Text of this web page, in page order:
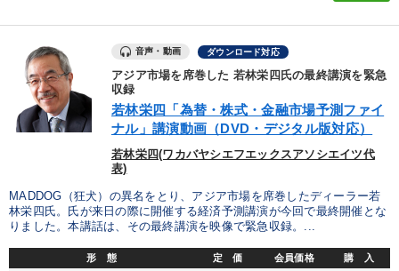
音声・動画 ダウンロード対応
アジア市場を席巻した 若林栄四氏の最終講演を緊急
収録
若林栄四「為替・株式・金融市場予測ファイ
ナル」講演動画（DVD・デジタル版対応）
若林栄四(ワカバヤシエフエックスアソシエイツ代
表)
MADDOG（狂犬）の異名をとり、アジア市場を席巻したディーラー若
林栄四氏。氏が来日の際に開催する経済予測講演が今回で最終開催とな
りました。本講話は、その最終講演を映像で緊急収録。...
形 態 定 価 会員価格 購 入